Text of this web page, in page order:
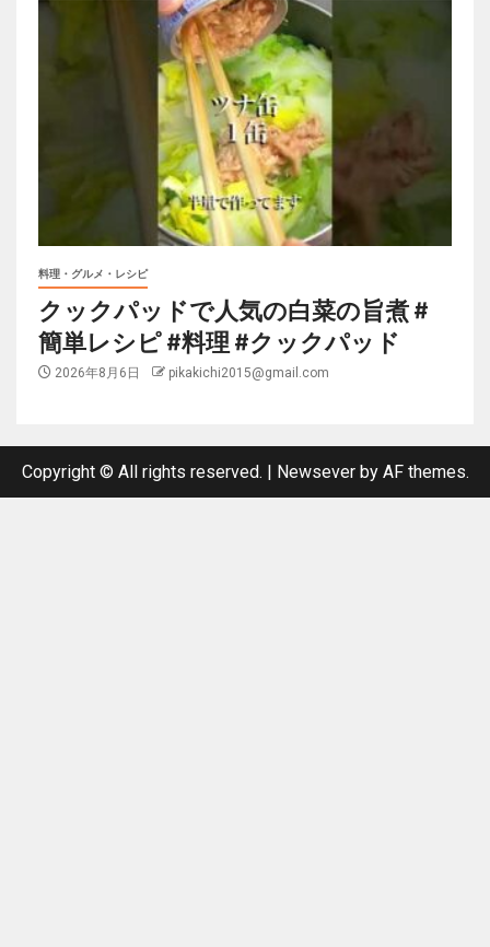
料理・グルメ・レシピ
クックパッドで人気の白菜の旨煮 #
簡単レシピ #料理 #クックパッド
2026年8月6日 pikakichi2015@gmail.com
Copyright © All rights reserved. | Newseverby AF themes.